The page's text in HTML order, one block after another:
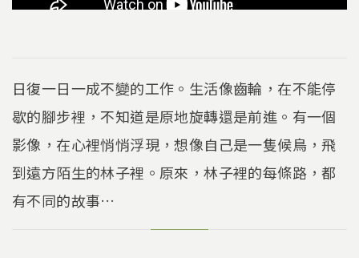
日復一日一成不變的工作。生活像齒輪，在不能停
歇的腳步裡，不知道是原地旋轉還是前進。有一個
影像，在心裡悄悄浮現，想像自己是一隻候鳥，飛
到遠方陌生的林子裡。原來，林子裡的每條路，都
有不同的故事…